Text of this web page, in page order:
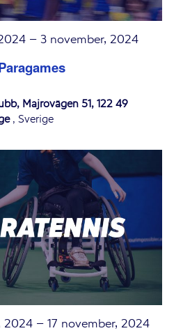
– 3 november, 2024
Majrovägen 51, 122 49
, Sverige
2024 – 17 november, 2024